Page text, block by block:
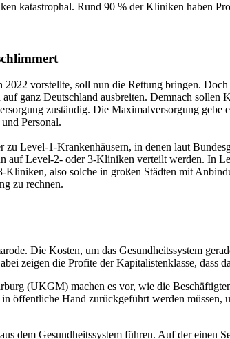
katastrophal. Rund 90 % der Kliniken haben
2022 vorstellte, soll nun die Rettung bringen.
ganz Deutschland ausbreiten. Demnach
zuständig. Die Maximalversorgung
Personal.
zu Level-1-Krankenhäusern, in denen laut
auf Level-2- oder 3-Kliniken verteilt werden. In
also solche in großen Städten mit
zu rechnen.
Die Kosten, um das Gesundheitssystem
zeigen die Profite der Kapitalistenklasse, dass
(UKGM) machen es vor, wie die
öffentliche Hand zurückgeführt werden
dem Gesundheitssystem führen. Auf der einen